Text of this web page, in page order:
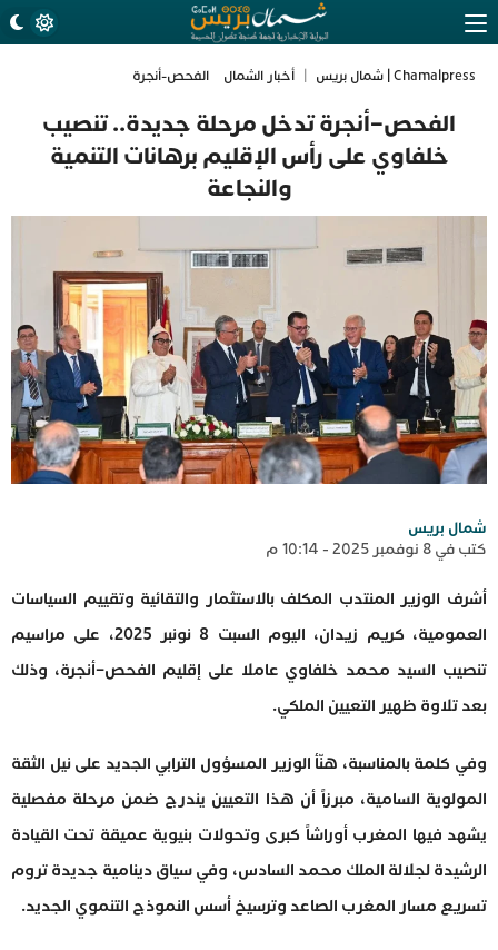
Chamalpress | شمال بريس أخبار الشمال الفحص-أنجرة
الفحص–أنجرة تدخل مرحلة جديدة.. تنصيب
خلفاوي على رأس الإقليم برهانات التنمية
والنجاعة
شمال بريس
كتب في 8 نوفمبر 2025 - 10:14 م
أشرف الوزير المنتدب المكلف بالاستثمار والتقائية وتقييم السياسات
العمومية، كريم زيدان، اليوم السبت 8 نونبر 2025، على مراسيم
تنصيب السيد محمد خلفاوي عاملا على إقليم الفحص–أنجرة، وذلك
بعد تلاوة ظهير التعيين الملكي.
وفي كلمة بالمناسبة، هنّأ الوزير المسؤول الترابي الجديد على نيل الثقة
المولوية السامية، مبرزاً أن هذا التعيين يندرج ضمن مرحلة مفصلية
يشهد فيها المغرب أوراشاً كبرى وتحولات بنيوية عميقة تحت القيادة
الرشيدة لجلالة الملك محمد السادس، وفي سياق دينامية جديدة تروم
تسريع مسار المغرب الصاعد وترسيخ أسس النموذج التنموي الجديد.